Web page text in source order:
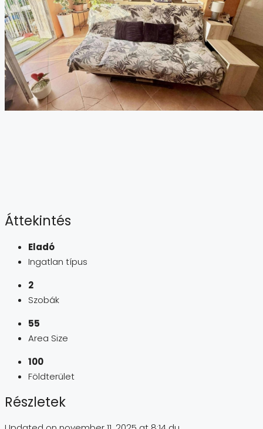
Áttekintés
Eladó
Ingatlan típus
2
Szobák
55
Area Size
100
Földterület
Részletek